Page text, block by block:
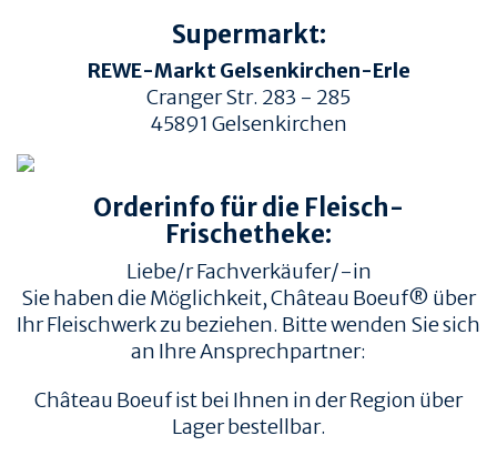
Supermarkt:
REWE-Markt Gelsenkirchen-Erle
Cranger Str. 283 - 285
45891 Gelsenkirchen
Orderinfo für die Fleisch-
Frischetheke:
Liebe/r Fachverkäufer/-in
Sie haben die Möglichkeit, Château Boeuf® über
Ihr Fleischwerk zu beziehen. Bitte wenden Sie sich
an Ihre Ansprechpartner:
Château Boeuf ist bei Ihnen in der Region über
Lager bestellbar.
TIERWOHL &
HERKUNFT & HALTUNG
RINDERRASSEN
ZERTIFIZIERUNGEN
QUALITÄT &
RÜCKVERFOLGBARKEIT
ZUSCHNITTE
REZEPTE
REZEPTE
EMPFOHLENE SEITEN
INFORMATION